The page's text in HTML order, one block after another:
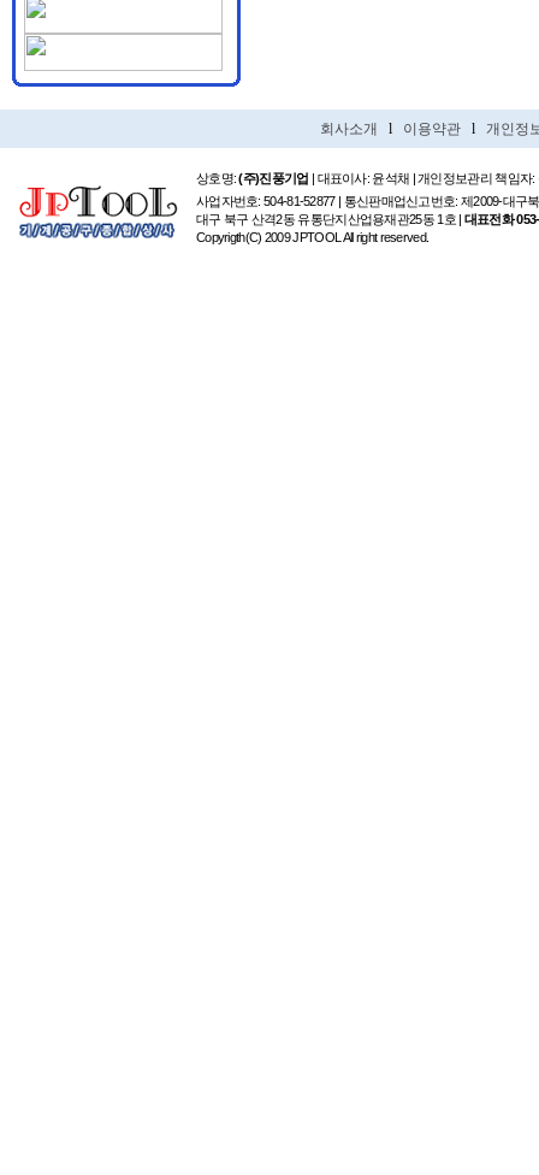
회사소개 l 이용약관 l 개인정
상호명:(주)진풍기업 | 대표이사: 윤석채 | 개인정보관리 책임자:
사업자번호: 504-81-52877 | 통신판매업신고번호: 제2009-대구
대구 북구 산격2동 유통단지산업용재관25동 1호 | 대표전화
Copyrigth(C) 2009 JPTOOL All right reserved.